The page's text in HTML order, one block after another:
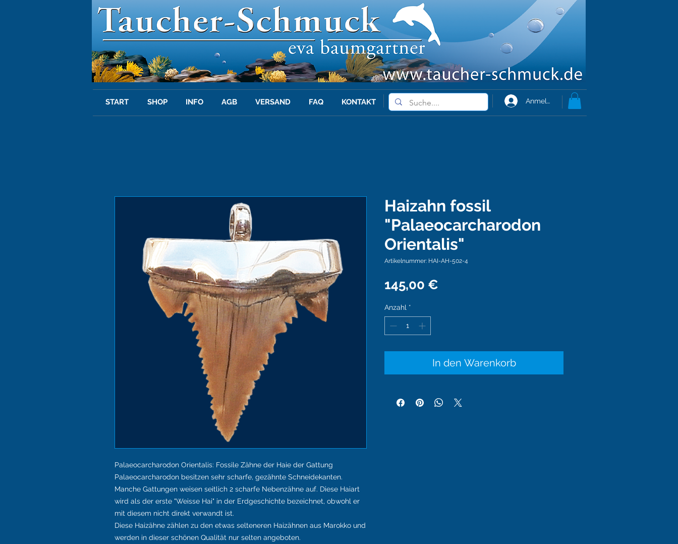
START SHOP INFO AGB VERSAND FAQ KONTAKT Anmelden
Palaeocarcharodon Orientalis: Fossile Zähne der Haie der Gattung
Palaeocarcharodon besitzen sehr scharfe, gezähnte Schneidekanten.
Manche Gattungen weisen seitlich 2 scharfe Nebenzähne auf. Diese Haiart
wird als der erste "Weisse Hai" in der Erdgeschichte bezeichnet, obwohl er
mit diesem nicht direkt verwandt ist.
Diese Haizähne zählen zu den etwas selteneren Haizähnen aus Marokko und
werden in dieser schönen Qualität nur selten angeboten.
Haizahn fossil
"Palaeocarcharodon
Orientalis"
Artikelnummer: HAI-AH-502-4
145,00 €
Anzahl *
In den Warenkorb